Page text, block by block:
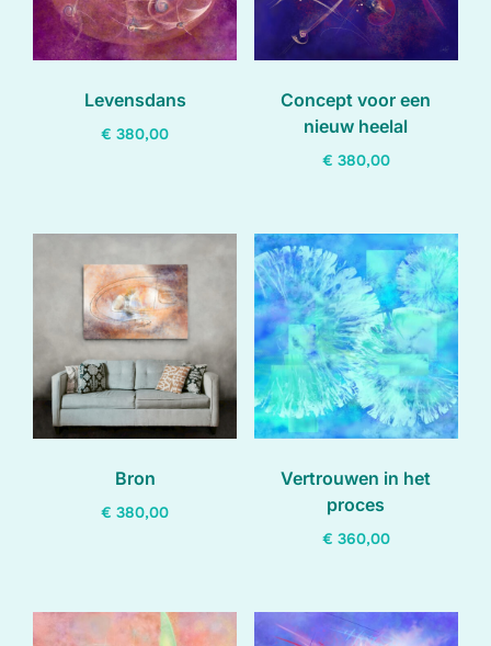
Levensdans
€ 380,00
Concept voor een
nieuw heelal
€ 380,00
Bron
€ 380,00
Vertrouwen in het
proces
€ 360,00